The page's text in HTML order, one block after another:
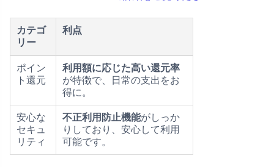
カテゴ
リー
利点
ポイン
ト還元
利用額に応じた高い還元率
が特徴で、日常の支出をお
得に。
安心な
セキュ
リティ
不正利用防止機能がしっか
りしており、安心して利用
可能です。